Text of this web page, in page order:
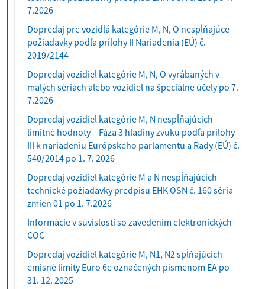
7.2026
Dopredaj pre vozidlá kategórie M, N, O nespĺňajúce
požiadavky podľa prílohy II Nariadenia (EÚ) č.
2019/2144
Dopredaj vozidiel kategórie M, N, O vyrábaných v
malých sériách alebo vozidiel na špeciálne účely po 7.
7.2026
Dopredaj vozidiel kategórie M, N nespĺňajúcich
limitné hodnoty – Fáza 3 hladiny zvuku podľa prílohy
III k nariadeniu Európskeho parlamentu a Rady (EÚ) č.
540/2014 po 1. 7. 2026
Dopredaj vozidiel kategórie M a N nespĺňajúcich
technické požiadavky predpisu EHK OSN č. 160 séria
zmien 01 po 1. 7.2026
Informácie v súvislosti so zavedením elektronických
COC
Dopredaj vozidiel kategórie M, N1, N2 spĺňajúcich
emisné limity Euro 6e označených písmenom EA po
31. 12. 2025